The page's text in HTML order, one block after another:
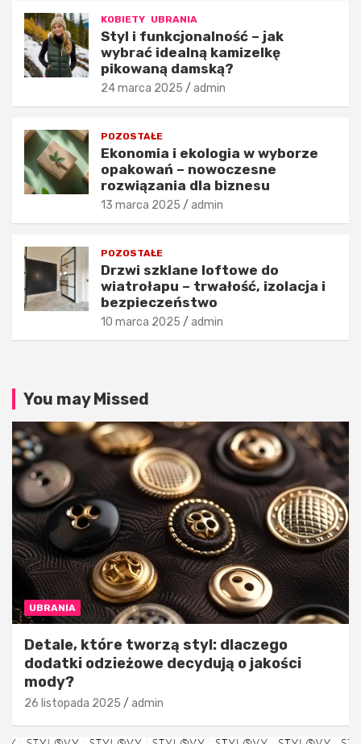
KOBIETY UBRANIA
Styl i funkcjonalność – jak
wybrać idealną kamizelkę
pikowaną damską?
24 marca 2025 admin
POZOSTAŁE
Ekonomia i ekologia w wyborze
opakowań – nowoczesne
rozwiązania dla biznesu
13 marca 2025 admin
POZOSTAŁE
Drzwi szklane loftowe do
wiatrołapu – trwałość, izolacja i
bezpieczeństwo
10 marca 2025 admin
u
ą
o
a
k
o
ś
c
o
d
y
?
26
listopada
admin
d
u
k
t
i
s
t
y
a
c
e
24
listopada
admin
You may Missed
UBRANIA
Detale, które tworzą styl: dlaczego
dodatki odzieżowe decydują o jakości
mody?
26 listopada 2025 admin